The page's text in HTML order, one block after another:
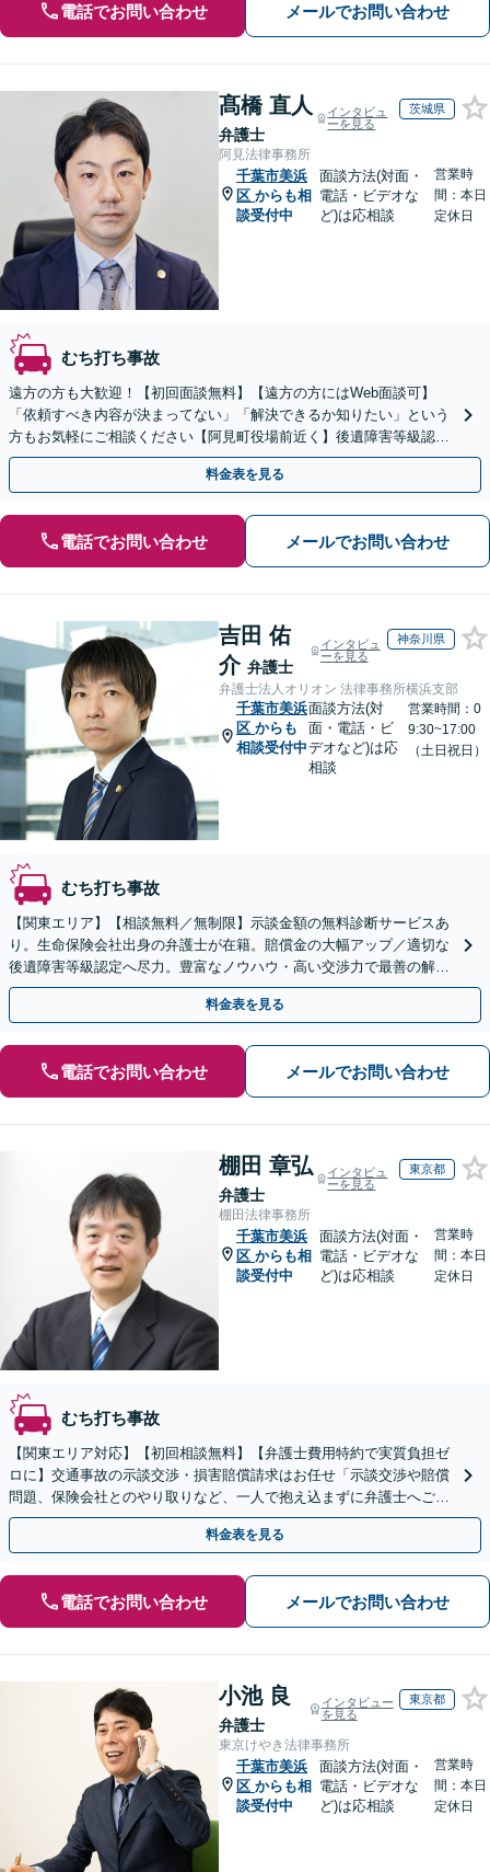
電話でお問い合わせ メールでお問い合わせ
髙橋 直人
弁護士
インタビュ
ーを見る
茨城県
阿見法律事務所
千葉市美浜
区 からも相
談受付中
面談方法(対面・
電話・ビデオな
ど)は応相談
営業時
間：本日
定休日
むち打ち事故
遠方の方も大歓迎！【初回面談無料】【遠方の方にはWeb面談可】
「依頼すべき内容が決まってない」「解決できるか知りたい」という
方もお気軽にご相談ください【阿見町役場前近く】後遺障害等級認
定、慰謝料請求、示談交渉など
料金表を見る
電話でお問い合わせ メールでお問い合わせ
吉田 佑
介 弁護士
インタビュ
ーを見る
神奈川県
弁護士法人オリオン 法律事務所横浜支部
千葉市美浜
区 からも
相談受付中
面談方法(対
面・電話・ビ
デオなど)は応
相談
営業時間：0
9:30~17:00
（土日祝日）
むち打ち事故
【関東エリア】【相談無料／無制限】示談金額の無料診断サービスあ
り。生命保険会社出身の弁護士が在籍。賠償金の大幅アップ／適切な
後遺障害等級認定へ尽力。豊富なノウハウ・高い交渉力で最善の解決
を目指す【弁護士費用特約】【電話・Zoom相談可】
料金表を見る
電話でお問い合わせ メールでお問い合わせ
棚田 章弘
弁護士
インタビュ
ーを見る
東京都
棚田法律事務所
千葉市美浜
区 からも相
談受付中
面談方法(対面・
電話・ビデオな
ど)は応相談
営業時
間：本日
定休日
むち打ち事故
【関東エリア対応】【初回相談無料】【弁護士費用特約で実質負担ゼ
ロに】交通事故の示談交渉・損害賠償請求はお任せ「示談交渉や賠償
問題、保険会社とのやり取りなど、一人で抱え込まずに弁護士へご相
談を」豊富な経験を活かし、最善の対応方針をご提案
料金表を見る
電話でお問い合わせ メールでお問い合わせ
小池 良
弁護士
インタビュー
を見る
東京都
東京けやき法律事務所
千葉市美浜
区 からも相
談受付中
面談方法(対面・
電話・ビデオな
ど)は応相談
営業時
間：本日
定休日